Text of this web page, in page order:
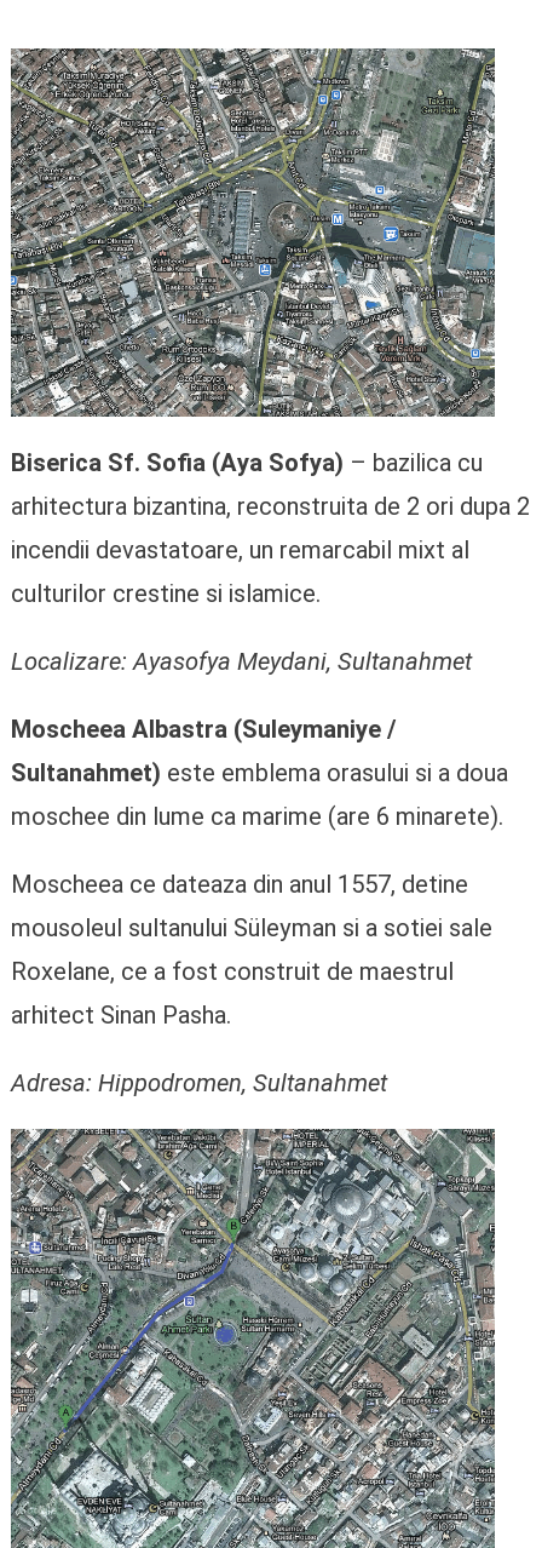
Biserica Sf. Sofia (Aya Sofya) – bazilica cu
arhitectura bizantina, reconstruita de 2 ori dupa 2
incendii devastatoare, un remarcabil mixt al
culturilor crestine si islamice.
Localizare: Ayasofya Meydani, Sultanahmet
Moscheea Albastra (Suleymaniye /
Sultanahmet) este emblema orasului si a doua
moschee din lume ca marime (are 6 minarete).
Moscheea ce dateaza din anul 1557, detine
mousoleul sultanului Süleyman si a sotiei sale
Roxelane, ce a fost construit de maestrul
arhitect Sinan Pasha.
Adresa: Hippodromen, Sultanahmet